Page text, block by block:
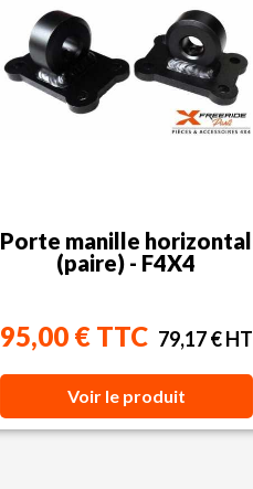
Porte manille horizontal
(paire) - F4X4
95,00 € TTC 79,17 € HT
Voir le produit